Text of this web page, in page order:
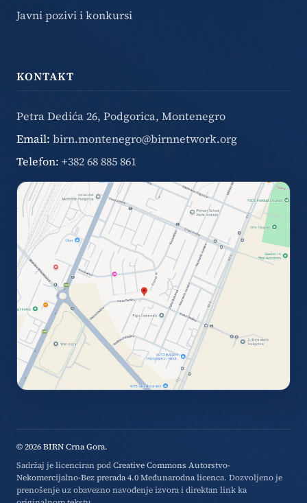
Javni pozivi i konkursi
KONTAKT
Petra Dedića 26, Podgorica, Montenegro
Email: birn.montenegro@birnnetwork.org
Telefon: +382 68 885 861
© 2026 BIRN Crna Gora.
Sadržaj je licenciran podCreative Commons Autorstvo-
Nekomercijalno-Bez prerada 4.0 Međunarodna licenca. Dozvoljeno je
prenošenje uz obavezno navođenje izvora i direktan link ka